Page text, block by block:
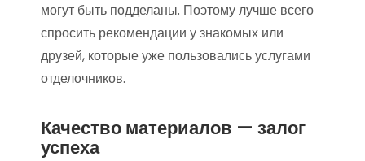
могут быть подделаны. Поэтому лучше всего
спросить рекомендации у знакомых или
друзей, которые уже пользовались услугами
отделочников.
Качество материалов — залог
успеха